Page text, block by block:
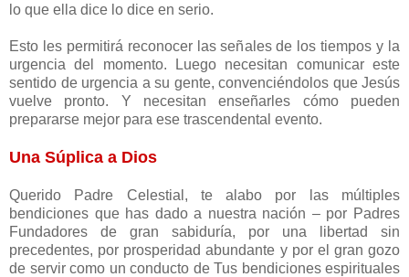
lo que ella dice lo dice en serio.
Esto les permitirá reconocer las señales de los tiempos y la
urgencia del momento. Luego necesitan comunicar este
sentido de urgencia a su gente, convenciéndolos que Jesús
vuelve pronto. Y necesitan enseñarles cómo pueden
prepararse mejor para ese trascendental evento.
Una Súplica a Dios
Querido Padre Celestial, te alabo por las múltiples
bendiciones que has dado a nuestra nación – por Padres
Fundadores de gran sabiduría, por una libertad sin
precedentes, por prosperidad abundante y por el gran gozo
de servir como un conducto de Tus bendiciones espirituales